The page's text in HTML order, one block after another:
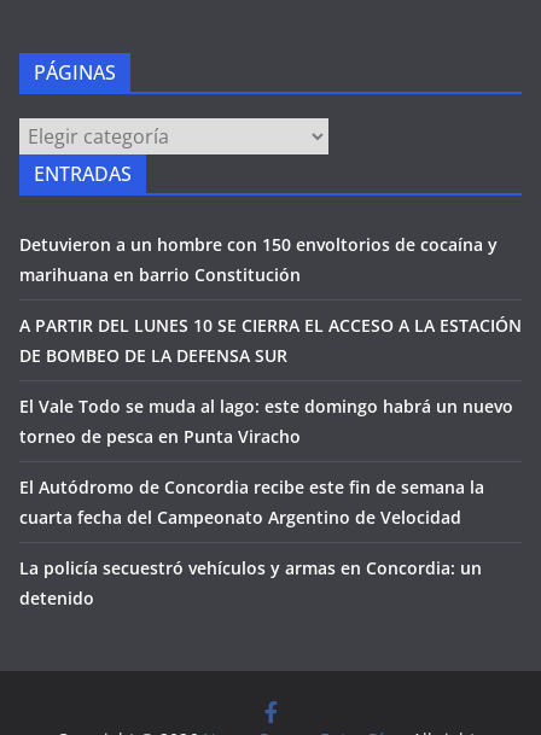
PÁGINAS
PÁGINAS
ENTRADAS
Detuvieron a un hombre con 150 envoltorios de cocaína y
marihuana en barrio Constitución
A PARTIR DEL LUNES 10 SE CIERRA EL ACCESO A LA ESTACIÓN
DE BOMBEO DE LA DEFENSA SUR
El Vale Todo se muda al lago: este domingo habrá un nuevo
torneo de pesca en Punta Viracho
El Autódromo de Concordia recibe este fin de semana la
cuarta fecha del Campeonato Argentino de Velocidad
La policía secuestró vehículos y armas en Concordia: un
detenido